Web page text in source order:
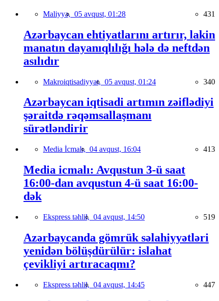
Maliyyə, 05 avqust, 01:28 431
Azərbaycan ehtiyatlarını artırır, lakin
manatın dayanıqlılığı hələ də neftdən
asılıdır
Makroiqtisadiyyat, 05 avqust, 01:24 340
Azərbaycan iqtisadi artımın zəiflədiyi
şəraitdə rəqəmsallaşmanı
sürətləndirir
Media İcmalı, 04 avqust, 16:04 413
Media icmalı: Avqustun 3-ü saat
16:00-dan avqustun 4-ü saat 16:00-
dək
Ekspress təhlil, 04 avqust, 14:50 519
Azərbaycanda gömrük səlahiyyətləri
yenidən bölüşdürülür: islahat
çevikliyi artıracaqmı?
Ekspress təhlil, 04 avqust, 14:45 447